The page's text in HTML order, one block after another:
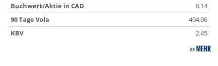
Buchwert/Aktie in CAD
0.14
90 Tage Vola
404.06
KBV
2.45
MEHR